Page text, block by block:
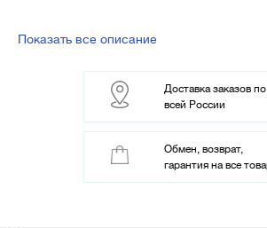
Показать все описание
Доставка заказов по
всей России
Обмен, возврат,
гарантия на все